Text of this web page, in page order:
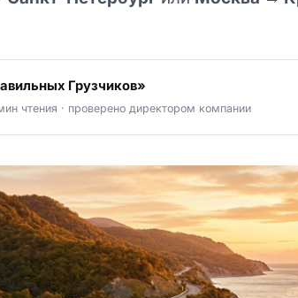
Грузчиков»
чтения · проверено директором компании